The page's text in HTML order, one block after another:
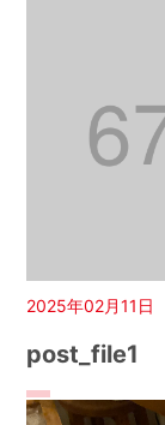
2025年02月11日
post_file1